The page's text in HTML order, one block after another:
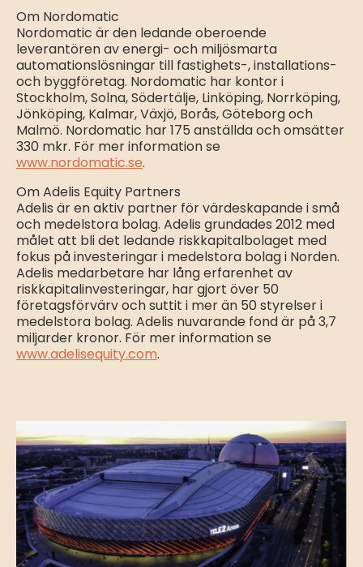
Om Nordomatic
Nordomatic är den ledande oberoende
leverantören av energi- och miljösmarta
automationslösningar till fastighets-, installations-
och byggföretag. Nordomatic har kontor i
Stockholm, Solna, Södertälje, Linköping, Norrköping,
Jönköping, Kalmar, Växjö, Borås, Göteborg och
Malmö. Nordomatic har 175 anställda och omsätter
330 mkr. För mer information se
www.nordomatic.se.
Om Adelis Equity Partners
Adelis är en aktiv partner för värdeskapande i små
och medelstora bolag. Adelis grundades 2012 med
målet att bli det ledande riskkapitalbolaget med
fokus på investeringar i medelstora bolag i Norden.
Adelis medarbetare har lång erfarenhet av
riskkapitalinvesteringar, har gjort över 50
företagsförvärv och suttit i mer än 50 styrelser i
medelstora bolag. Adelis nuvarande fond är på 3,7
miljarder kronor. För mer information se
www.adelisequity.com.